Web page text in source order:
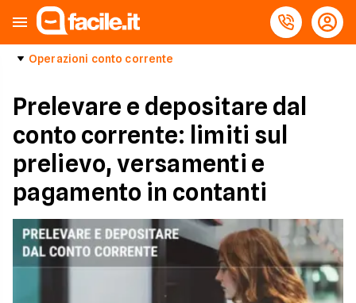
Operazioni conto corrente
Prelevare e depositare dal
conto corrente: limiti sul
prelievo, versamenti e
pagamento in contanti